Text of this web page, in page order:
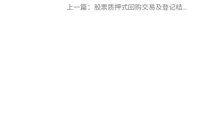
上一篇：股票质押式回购交易及登记结...